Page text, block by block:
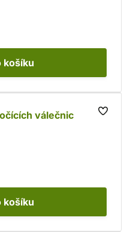
košíku
válečnic
košíku